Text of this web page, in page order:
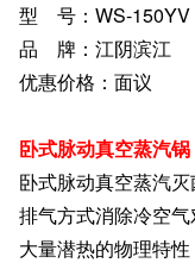
型 号：WS-150YV
品 牌：江阴滨江
优惠价格：面议
卧式脉动真空蒸汽
卧式脉动真空蒸汽
排气方式消除冷空
大量潜热的物理特